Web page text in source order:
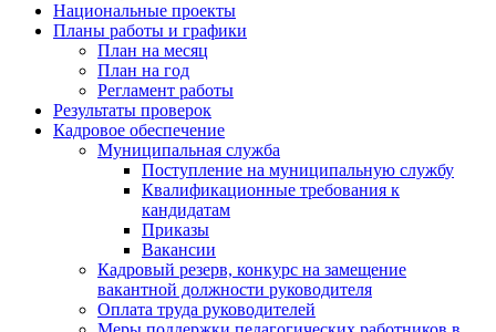
Национальные проекты
Планы работы и графики
План на месяц
План на год
Регламент работы
Результаты проверок
Кадровое обеспечение
Муниципальная служба
Поступление на муниципальную службу
Квалификационные требования к
кандидатам
Приказы
Вакансии
Кадровый резерв, конкурс на замещение
вакантной должности руководителя
Оплата труда руководителей